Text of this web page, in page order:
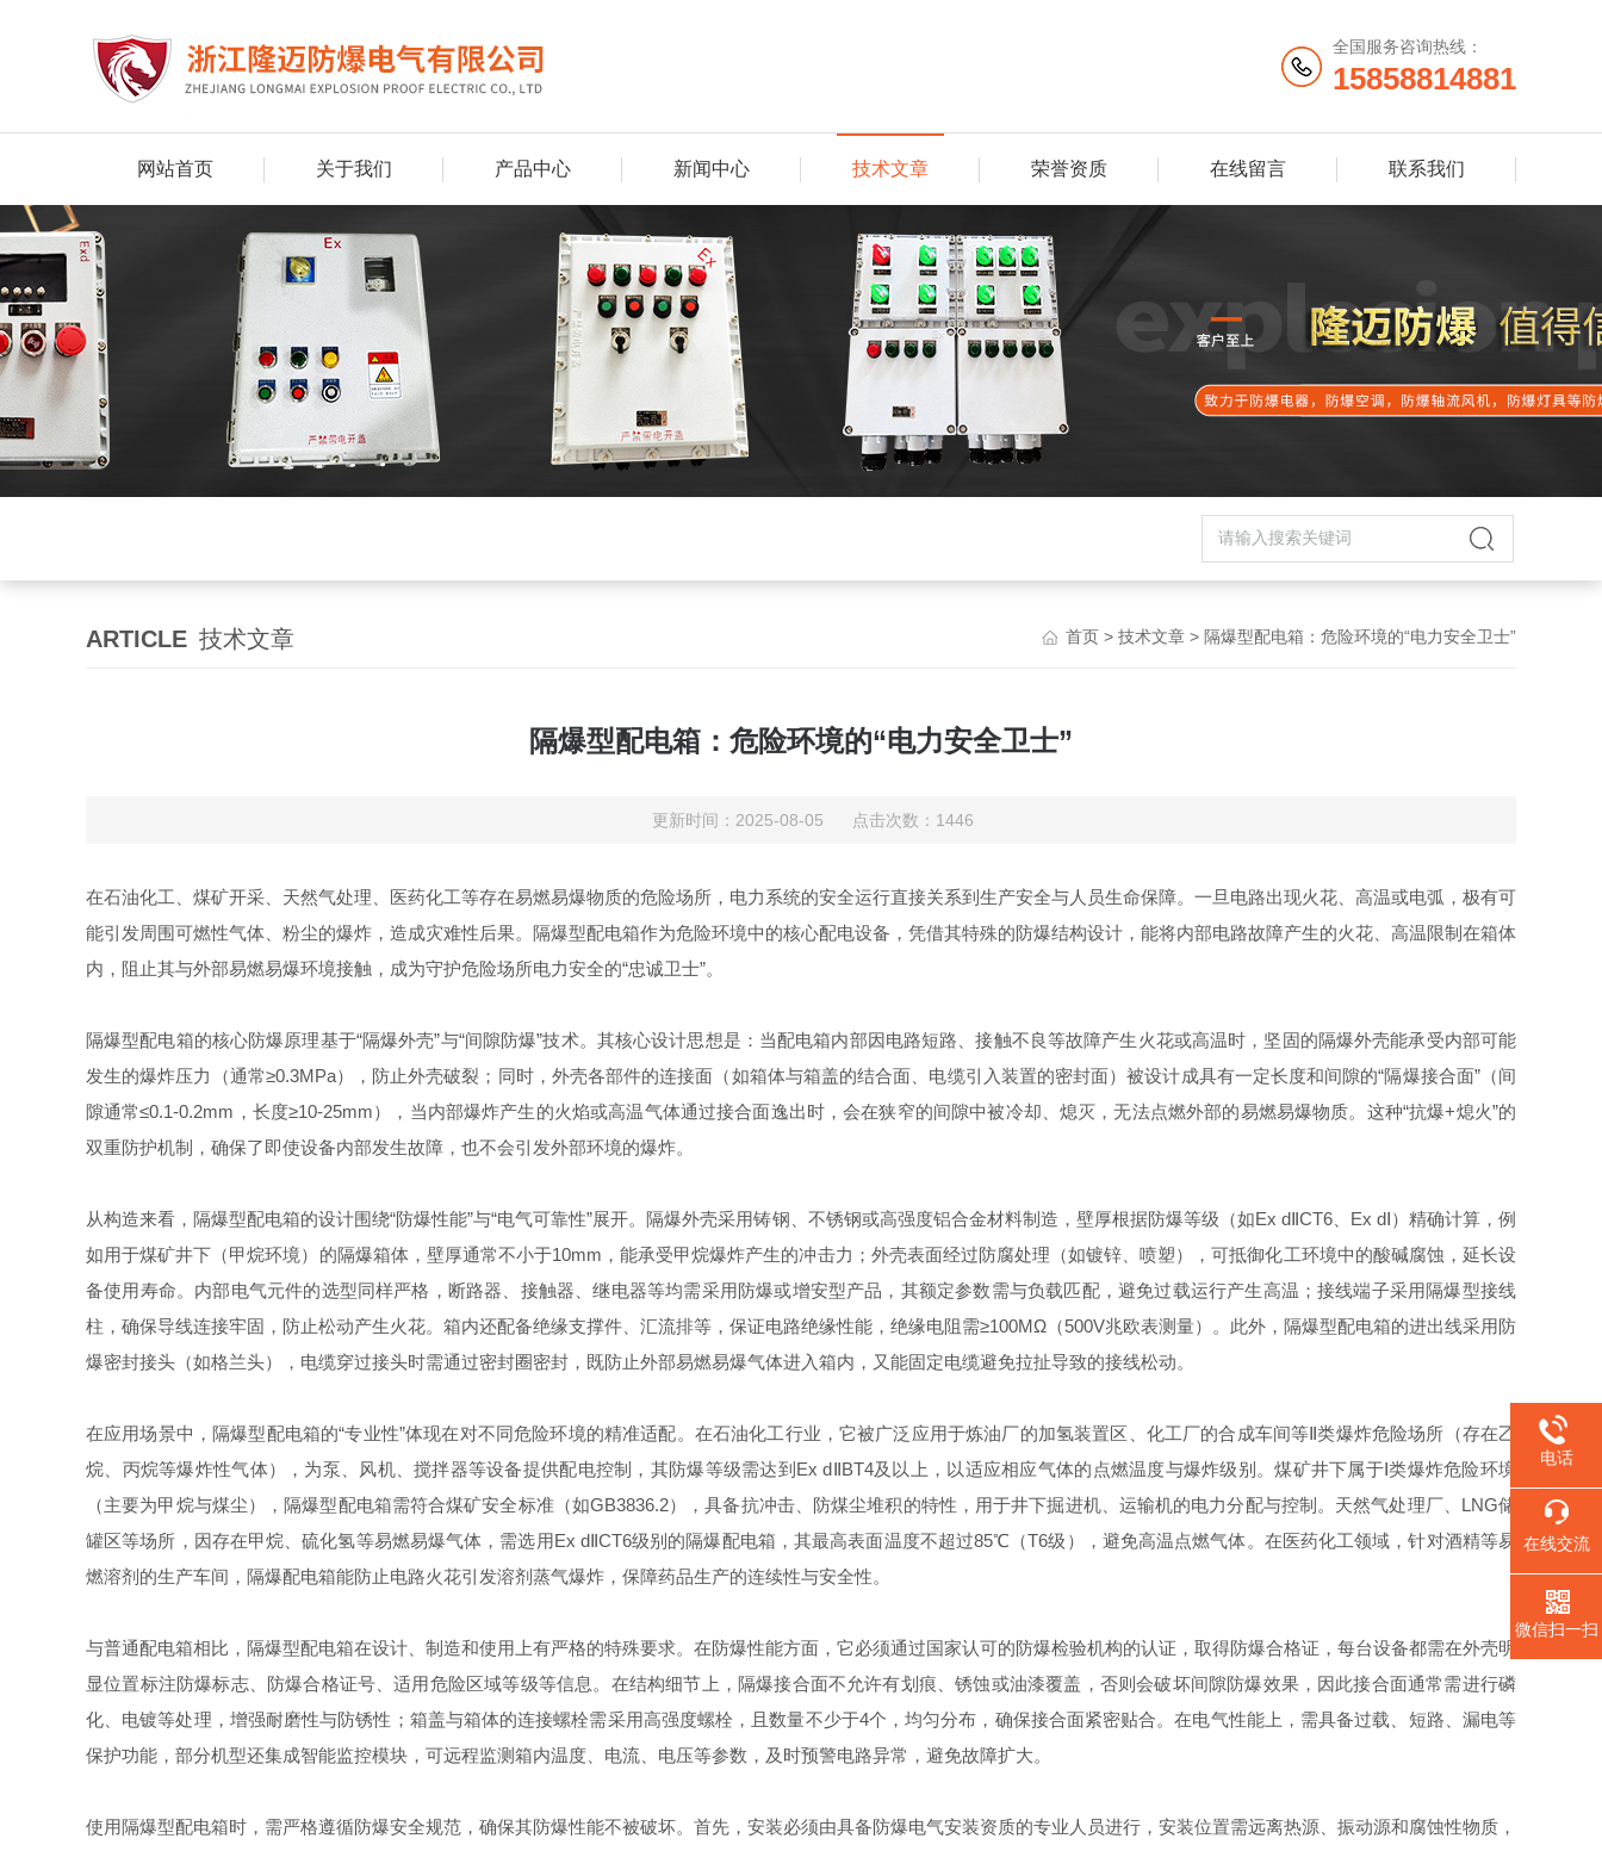
全国服务咨询热线：
15858814881
网站首页 关于我们 产品中心 新闻中心 技术文章 荣誉资质 在线留言 联系我们
ARTICLE 技术文章 首页 > 技术文章 > 隔爆型配电箱：危险环境的“电力安全卫士”
隔爆型配电箱：危险环境的“电力安全卫士”
更新时间：2025-08-05 点击次数：1446
在石油化工、煤矿开采、天然气处理、医药化工等存在易燃易爆物质的危险场所，电力系统的安全运行直接关系到生产安全与人员生命保障。一旦电路出现火花、高温或电弧，极有可
能引发周围可燃性气体、粉尘的爆炸，造成灾难性后果。隔爆型配电箱作为危险环境中的核心配电设备，凭借其特殊的防爆结构设计，能将内部电路故障产生的火花、高温限制在箱体
内，阻止其与外部易燃易爆环境接触，成为守护危险场所电力安全的“忠诚卫士”。
隔爆型配电箱的核心防爆原理基于“隔爆外壳”与“间隙防爆”技术。其核心设计思想是：当配电箱内部因电路短路、接触不良等故障产生火花或高温时，坚固的隔爆外壳能承受内部可能
发生的爆炸压力（通常≥0.3MPa），防止外壳破裂；同时，外壳各部件的连接面（如箱体与箱盖的结合面、电缆引入装置的密封面）被设计成具有一定长度和间隙的“隔爆接合面”（间
隙通常≤0.1-0.2mm，长度≥10-25mm），当内部爆炸产生的火焰或高温气体通过接合面逸出时，会在狭窄的间隙中被冷却、熄灭，无法点燃外部的易燃易爆物质。这种“抗爆+熄火”的
双重防护机制，确保了即使设备内部发生故障，也不会引发外部环境的爆炸。
从构造来看，隔爆型配电箱的设计围绕“防爆性能”与“电气可靠性”展开。隔爆外壳采用铸钢、不锈钢或高强度铝合金材料制造，壁厚根据防爆等级（如Ex dⅡCT6、Ex dⅠ）精确计算，例
如用于煤矿井下（甲烷环境）的隔爆箱体，壁厚通常不小于10mm，能承受甲烷爆炸产生的冲击力；外壳表面经过防腐处理（如镀锌、喷塑），可抵御化工环境中的酸碱腐蚀，延长设
备使用寿命。内部电气元件的选型同样严格，断路器、接触器、继电器等均需采用防爆或增安型产品，其额定参数需与负载匹配，避免过载运行产生高温；接线端子采用隔爆型接线
柱，确保导线连接牢固，防止松动产生火花。箱内还配备绝缘支撑件、汇流排等，保证电路绝缘性能，绝缘电阻需≥100MΩ（500V兆欧表测量）。此外，隔爆型配电箱的进出线采用防
爆密封接头（如格兰头），电缆穿过接头时需通过密封圈密封，既防止外部易燃易爆气体进入箱内，又能固定电缆避免拉扯导致的接线松动。
在应用场景中，隔爆型配电箱的“专业性”体现在对不同危险环境的精准适配。在石油化工行业，它被广泛应用于炼油厂的加氢装置区、化工厂的合成车间等Ⅱ类爆炸危险场所（存在乙
烷、丙烷等爆炸性气体），为泵、风机、搅拌器等设备提供配电控制，其防爆等级需达到Ex dⅡBT4及以上，以适应相应气体的点燃温度与爆炸级别。煤矿井下属于Ⅰ类爆炸危险环境
（主要为甲烷与煤尘），隔爆型配电箱需符合煤矿安全标准（如GB3836.2），具备抗冲击、防煤尘堆积的特性，用于井下掘进机、运输机的电力分配与控制。天然气处理厂、LNG储
罐区等场所，因存在甲烷、硫化氢等易燃易爆气体，需选用Ex dⅡCT6级别的隔爆配电箱，其最高表面温度不超过85℃（T6级），避免高温点燃气体。在医药化工领域，针对酒精等易
燃溶剂的生产车间，隔爆配电箱能防止电路火花引发溶剂蒸气爆炸，保障药品生产的连续性与安全性。
与普通配电箱相比，隔爆型配电箱在设计、制造和使用上有严格的特殊要求。在防爆性能方面，它必须通过国家认可的防爆检验机构的认证，取得防爆合格证，每台设备都需在外壳明
显位置标注防爆标志、防爆合格证号、适用危险区域等级等信息。在结构细节上，隔爆接合面不允许有划痕、锈蚀或油漆覆盖，否则会破坏间隙防爆效果，因此接合面通常需进行磷
化、电镀等处理，增强耐磨性与防锈性；箱盖与箱体的连接螺栓需采用高强度螺栓，且数量不少于4个，均匀分布，确保接合面紧密贴合。在电气性能上，需具备过载、短路、漏电等
保护功能，部分机型还集成智能监控模块，可远程监测箱内温度、电流、电压等参数，及时预警电路异常，避免故障扩大。
使用隔爆型配电箱时，需严格遵循防爆安全规范，确保其防爆性能不被破坏。首先，安装必须由具备防爆电气安装资质的专业人员进行，安装位置需远离热源、振动源和腐蚀性物质，
电话
在线交流
微信扫一扫